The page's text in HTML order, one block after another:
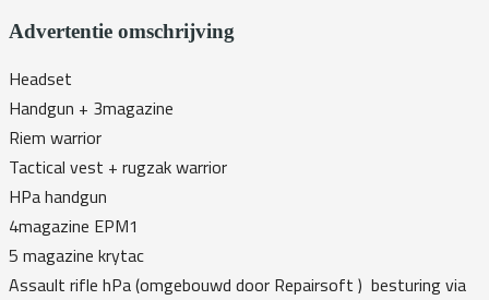
Advertentie omschrijving
Headset
Handgun + 3magazine
Riem warrior
Tactical vest + rugzak warrior
HPa handgun
4magazine EPM1
5 magazine krytac
Assault rifle hPa (omgebouwd door Repairsoft ) besturing via